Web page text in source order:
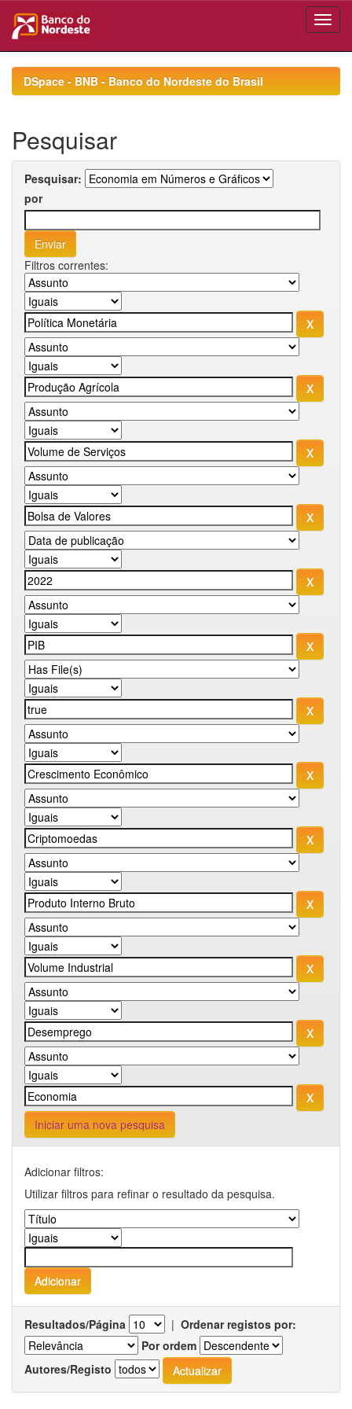
navigationDSpace - BNB - Banco do Nordeste do Brasil
Pesquisar
Pesquisar:
por
Filtros correntes:
Iniciar uma nova pesquisa
Adicionar filtros:
Utilizar filtros para refinar o resultado da pesquisa.
Resultados/Página | Ordenar registos por:
Por ordem
Autores/Registo